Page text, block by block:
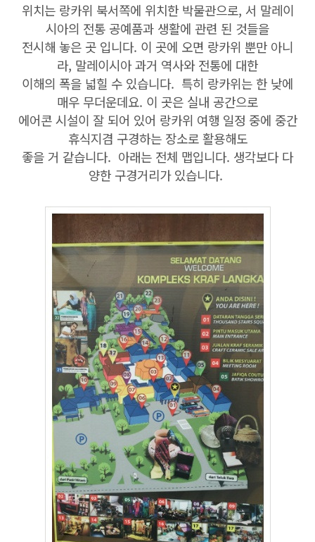
위치는 랑카위 북서쪽에 위치한 박물관으로, 서 말레이
시아의 전통 공예품과 생활에 관련 된 것들을
전시해 놓은 곳 입니다. 이 곳에 오면 랑카위 뿐만 아니
라, 말레이시아 과거 역사와 전통에 대한
이해의 폭을 넓힐 수 있습니다. 특히 랑카위는 한 낮에
매우 무더운데요. 이 곳은 실내 공간으로
에어콘 시설이 잘 되어 있어 랑카위 여행 일정 중에 중간
휴식지겸 구경하는 장소로 활용해도
좋을 거 같습니다. 아래는 전체 맵입니다. 생각보다 다
양한 구경거리가 있습니다.